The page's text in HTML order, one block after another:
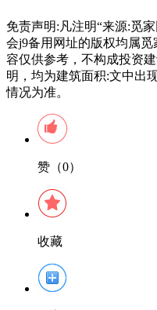
免责声明:凡注明“来源:觅
会j9备用网址的版权均属
容仅供参考，不构成投资
明，均为建筑面积:文中出
情况为准。
赞（0）
收藏